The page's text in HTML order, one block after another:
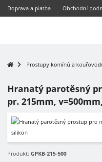
Doprava a platba Obchodní
Prostupy komínů a
Hranatý parotěsný
pr. 215mm,
Produkt: GPKB-215-500